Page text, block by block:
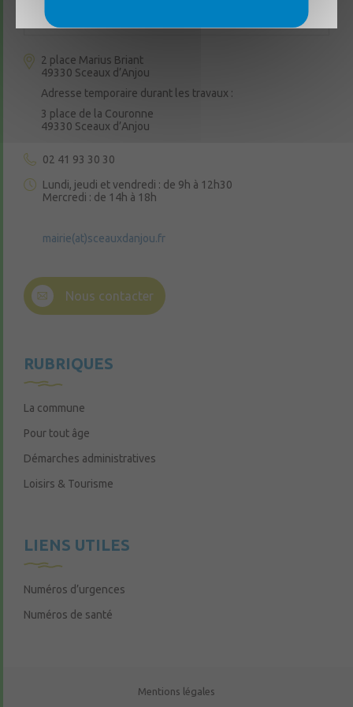
Sceaux d'Anjou
2 place Marius Briant
49330 Sceaux d’Anjou
Adresse temporaire durant les travaux :
3 place de la Couronne
49330 Sceaux d’Anjou
02 41 93 30 30
Lundi, jeudi et vendredi : de 9h à 12h30
Mercredi : de 14h à 18h
mairie(at)sceauxdanjou.fr
Nous contacter
RUBRIQUES
La commune
Pour tout âge
Démarches administratives
Loisirs & Tourisme
LIENS UTILES
Numéros d’urgences
Numéros de santé
Mentions légales